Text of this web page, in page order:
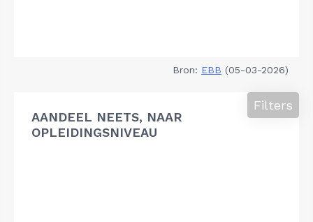
Bron: EBB (05-03-2026)
AANDEEL NEETS, NAAR
OPLEIDINGSNIVEAU
Filters